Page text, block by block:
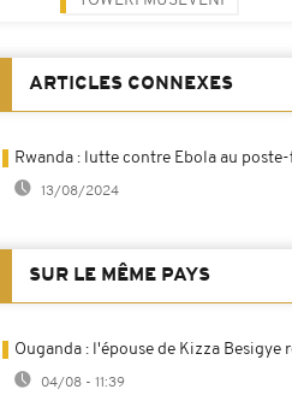
ARTICLES CONNEXES
Rwanda : lutte contre Ebola au
13/08/2024
SUR LE MÊME PAYS
Ouganda : l'épouse de Kizza Besigye
04/08 - 11:39